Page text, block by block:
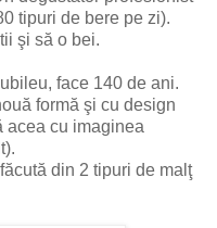
tipuri de bere pe zi).
şi să o bei.
face 140 de ani.
formă şi cu design
acea cu imaginea
din 2 tipuri de malţ